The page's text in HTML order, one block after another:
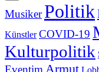
Musiker Politik
Künstler COVID-19
Kulturpolitik
Eventim Armut